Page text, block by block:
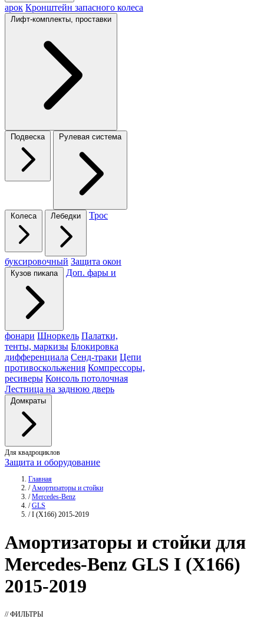
арок Кронштейн запасного колеса
Лифт-комплекты, проставки
Подвеска Рулевая система
Колеса Лебедки Трос
буксировочный Защита окон
Кузов пикапа Доп. фары и
фонари Шноркель Палатки,
тенты, маркизы Блокировка
дифференциала Сенд-траки Цепи
противоскольжения Компрессоры,
ресиверы Консоль потолочная
Лестница на заднюю дверь
Домкраты
Для квадроциклов
Защита и оборудование
Главная
/ Амортизаторы и стойки
/ Mercedes-Benz
/ GLS
/ I (X166) 2015-2019
Амортизаторы и стойки для
Mercedes-Benz GLS I (X166)
2015-2019
// ФИЛЬТРЫ